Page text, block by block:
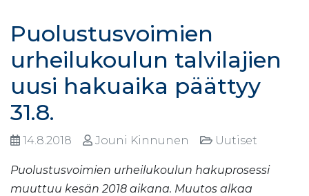
Puolustusvoimien
urheilukoulun talvilajien
uusi hakuaika päättyy
31.8.
14.8.2018 Jouni Kinnunen Uutiset
Puolustusvoimien urheilukoulun hakuprosessi
muuttuu kesän 2018 aikana. Muutos alkaa